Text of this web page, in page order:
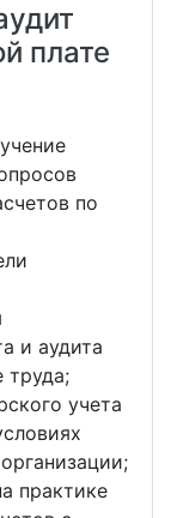
плате
по
и аудита
труда;
учета
практике